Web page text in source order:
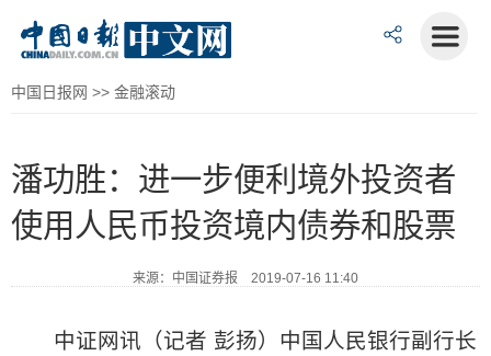
中国日报网 >> 金融滚动
潘功胜：进一步便利境外投资者
使用人民币投资境内债券和股票
来源：中国证券报 2019-07-16 11:40
中证网讯（记者 彭扬）中国人民银行副行长